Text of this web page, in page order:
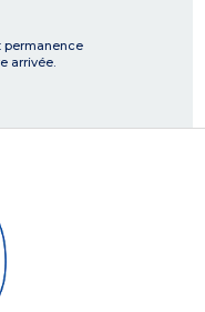
: permanence
arrivée.